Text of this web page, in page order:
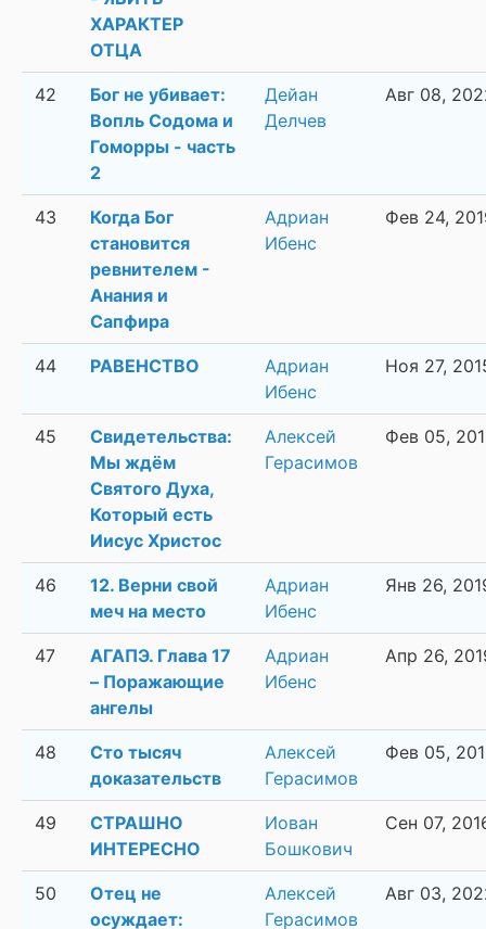
ХАРАКТЕР
ОТЦА
42
Бог не убивает:
Вопль Содома и
Гоморры - часть
2
Дейан
Делчев
Авг 08,
43
Когда Бог
становится
ревнителем -
Анания и
Сапфира
Адриан
Ибенс
Фев 24,
44 РАВЕНСТВО
Адриан
Ибенс
Ноя 27,
45
Свидетельства:
Мы ждём
Святого Духа,
Который есть
Иисус Христос
Алексей
Герасимов
Фев 05,
46
12. Верни свой
меч на место
Адриан
Ибенс
Янв 26,
47
АГАПЭ. Глава 17
– Поражающие
ангелы
Адриан
Ибенс
Апр 26,
48
Сто тысяч
доказательств
Алексей
Герасимов
Фев 05,
49
СТРАШНО
ИНТЕРЕСНО
Иован
Бошкович
Сен 07,
50
Отец не
осуждает:
Алексей
Герасимов
Авг 03,